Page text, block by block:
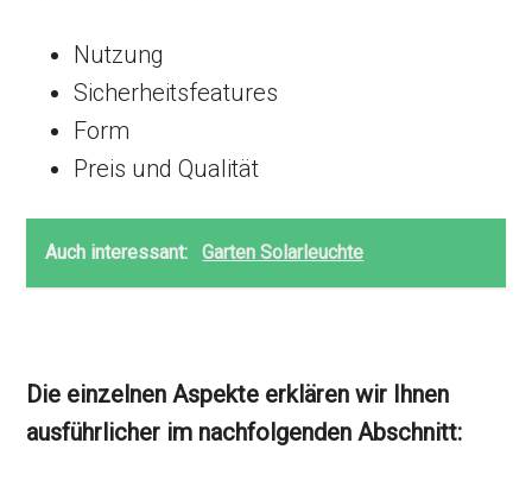
Nutzung
Sicherheitsfeatures
Form
Preis und Qualität
Auch interessant: Garten Solarleuchte
Die einzelnen Aspekte erklären wir Ihnen
ausführlicher im nachfolgenden Abschnitt: